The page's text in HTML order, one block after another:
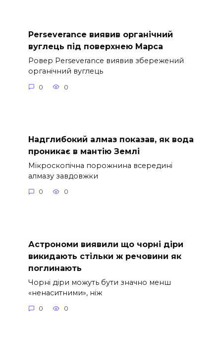
Perseverance виявив органічний
вуглець під поверхнею Марса
Ровер Perseverance виявив збережений
органічний вуглець
0 0
Надглибокий алмаз показав, як вода
проникає в мантію Землі
Мікроскопічна порожнина всередині
алмазу завдовжки
0 0
Астрономи виявили що чорні діри
викидають стільки ж речовини як
поглинають
Чорні діри можуть бути значно менш
«ненаситними», ніж
0 0